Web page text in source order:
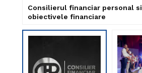
Consilierul financiar personal si
obiectivele financiare